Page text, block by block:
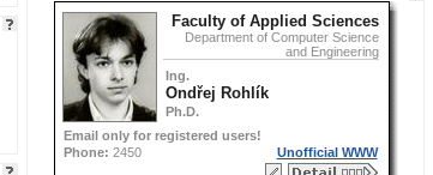
Faculty of Applied Sciences
Department of Computer Science
and Engineering
Ing.
Ondřej Rohlík
Ph.D.
Email only for registered users!
Phone: 2450 Unofficial WWW